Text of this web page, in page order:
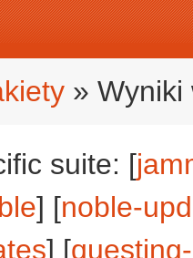
» Wyniki
suite: [
] [noble-
] [